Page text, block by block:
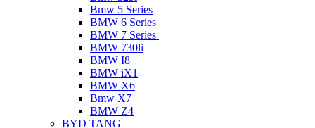
Bmw 5 Series
BMW 6 Series
BMW 7 Series
BMW 730li
BMW I8
BMW iX1
BMW X6
Bmw X7
BMW Z4
BYD TANG